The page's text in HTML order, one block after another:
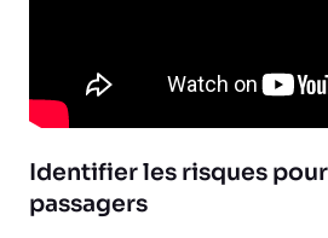
Identifier les risques
passagers